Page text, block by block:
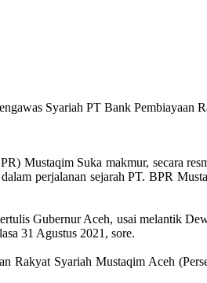
Syariah PT Bank Pembiayaan
Mustaqim Suka makmur, secara
perjalanan sejarah PT. BPR
Gubernur Aceh, usai melantik
31 Agustus 2021, sore.
Syariah Mustaqim Aceh